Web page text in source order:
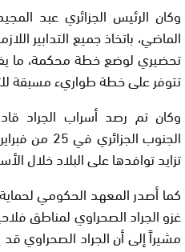
وكان الرئيس الجزائري عبد
الماضي، باتخاذ جميع التدابير
تحضيري لوضع خطة محكمة، ما
تتوفر على خطة طواريء مسبقة
وكان تم رصد أسراب الجراد
الجنوب
تزايد توافدها على البلاد خلال
كما أصدر المعهد الحكومي لحماية
غزو الجراد الصحراوي لمناطق
مشيراً إلى أن الجراد